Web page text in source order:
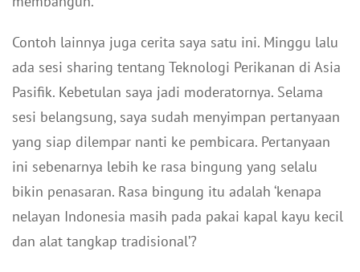
Contoh lainnya juga cerita saya satu ini. Minggu lalu
ada sesi sharing tentang Teknologi Perikanan di Asia
Pasifik. Kebetulan saya jadi moderatornya. Selama
sesi belangsung, saya sudah menyimpan pertanyaan
yang siap dilempar nanti ke pembicara. Pertanyaan
ini sebenarnya lebih ke rasa bingung yang selalu
bikin penasaran. Rasa bingung itu adalah ‘kenapa
nelayan Indonesia masih pada pakai kapal kayu kecil
dan alat tangkap tradisional’?